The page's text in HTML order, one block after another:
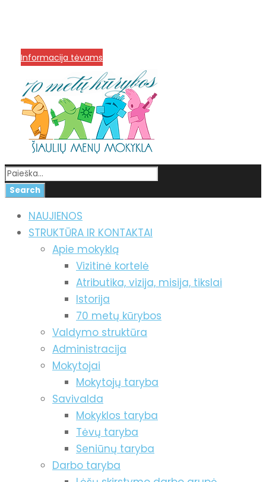
Informacija tėvams
NAUJIENOS
STRUKTŪRA IR KONTAKTAI
Apie mokyklą
Vizitinė kortelė
Atributika, vizija, misija, tikslai
Istorija
70 metų kūrybos
Valdymo struktūra
Administracija
Mokytojai
Mokytojų taryba
Savivalda
Mokyklos taryba
Tėvų taryba
Seniūnų taryba
Darbo taryba